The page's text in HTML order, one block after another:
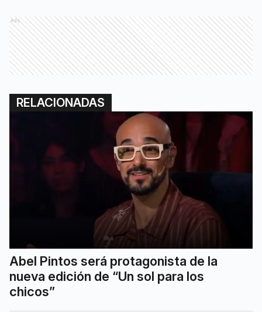
Ads
RELACIONADAS
Abel Pintos será protagonista de la
nueva edición de “Un sol para los
chicos”